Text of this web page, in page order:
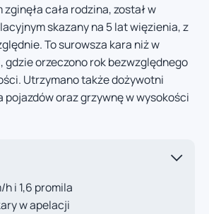
cała rodzina, został w
skazany na 5 lat więzienia, z
To surowsza kara niż w
gdzie orzeczono rok bezwzględnego
Utrzymano także dożywotni
pojazdów oraz grzywnę w wysokości
i 1,6 promila
w apelacji